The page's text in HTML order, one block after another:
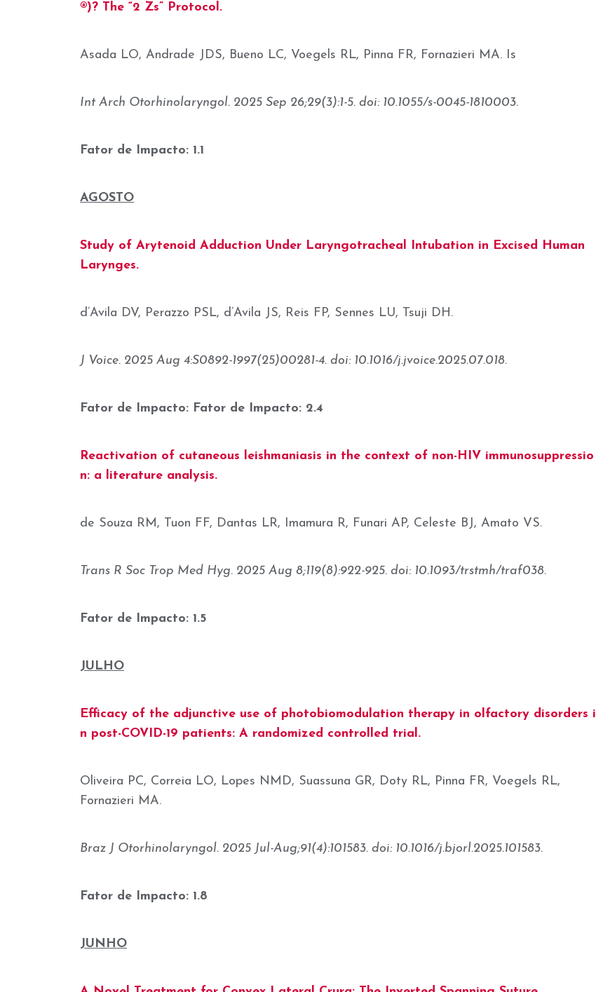
®)? The “2 Zs” Protocol.
Asada LO, Andrade JDS, Bueno LC, Voegels RL, Pinna FR, Fornazieri MA. Is
Int Arch Otorhinolaryngol. 2025 Sep 26;29(3):1-5. doi: 10.1055/s-0045-1810003.
Fator de Impacto: 1.1
AGOSTO
Study of Arytenoid Adduction Under Laryngotracheal Intubation in Excised Human
Larynges.
d’Avila DV, Perazzo PSL, d’Avila JS, Reis FP, Sennes LU, Tsuji DH.
J Voice. 2025 Aug 4:S0892-1997(25)00281-4. doi: 10.1016/j.jvoice.2025.07.018.
Fator de Impacto: Fator de Impacto: 2.4
Reactivation of cutaneous leishmaniasis in the context of non-HIV immunosuppressio
n: a literature analysis.
de Souza RM, Tuon FF, Dantas LR, Imamura R, Funari AP, Celeste BJ, Amato VS.
Trans R Soc Trop Med Hyg. 2025 Aug 8;119(8):922-925. doi: 10.1093/trstmh/traf038.
Fator de Impacto: 1.5
JULHO
Efficacy of the adjunctive use of photobiomodulation therapy in olfactory disorders i
n post-COVID-19 patients: A randomized controlled trial.
Oliveira PC, Correia LO, Lopes NMD, Suassuna GR, Doty RL, Pinna FR, Voegels RL,
Fornazieri MA.
Braz J Otorhinolaryngol. 2025 Jul-Aug;91(4):101583. doi: 10.1016/j.bjorl.2025.101583.
Fator de Impacto: 1.8
JUNHO